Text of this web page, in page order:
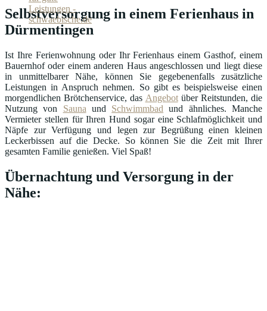
Selbstversorgung in einem Ferienhaus in
Dürmentingen
Ist Ihre Ferienwohnung oder Ihr Ferienhaus einem Gasthof, einem
Bauernhof oder einem anderen Haus angeschlossen und liegt diese
in unmittelbarer Nähe, können Sie gegebenenfalls zusätzliche
Leistungen in Anspruch nehmen. So gibt es beispielsweise einen
morgendlichen Brötchenservice, das Angebotüber Reitstunden, die
Nutzung von Sauna und Schwimmbad und ähnliches. Manche
Vermieter stellen für Ihren Hund sogar eine Schlafmöglichkeit und
Näpfe zur Verfügung und legen zur Begrüßung einen kleinen
Leckerbissen auf die Decke. So können Sie die Zeit mit Ihrer
gesamten Familie genießen. Viel Spaß!
Übernachtung und Versorgung in der
Nähe: